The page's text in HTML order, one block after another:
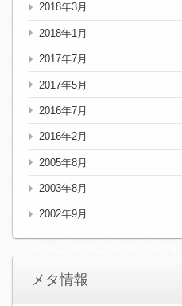
2018年3月
2018年1月
2017年7月
2017年5月
2016年7月
2016年2月
2005年8月
2003年8月
2002年9月
メタ情報